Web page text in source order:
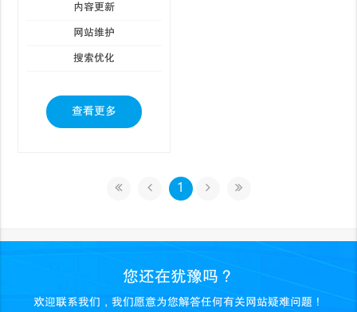
内容更新
网站维护
搜索优化
查看更多
1
您还在犹豫吗？
欢迎联系我们，我们愿意为您解答任何有关网站疑难问题！